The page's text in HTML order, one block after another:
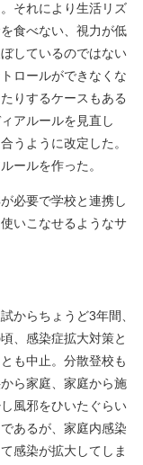
それにより生活リズ
食べない、視力が低
しているのではない
ロールができなくな
りするケースもある
アルールを見直し
うように改定した。
ールを作った。
必要で学校と連携し
いこなせるようなサ
からちょうど3年間、
、感染症拡大対策と
も中止。分散登校も
ら家庭、家庭から施
風邪をひいたぐらい
あるが、家庭内感染
感染が拡大してしま